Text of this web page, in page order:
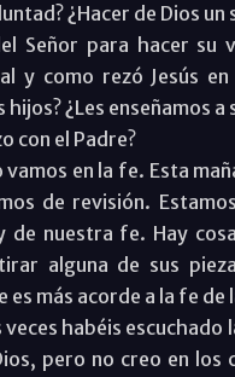
¿Hacer de Dios un
Señor para hacer su
como rezó Jesús
¿Les enseñamos
con el Padre?
en la fe. Esta
de revisión.
nuestra fe. Hay
alguna de sus
más acorde a la fe de
habéis escuchado
pero no creo en los